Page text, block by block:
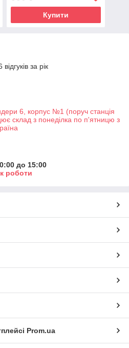
Купити
за рік
6, корпус №1 (поруч станція
склад з понеділка по п'ятницю з
до 15:00
роботи
Prom.ua